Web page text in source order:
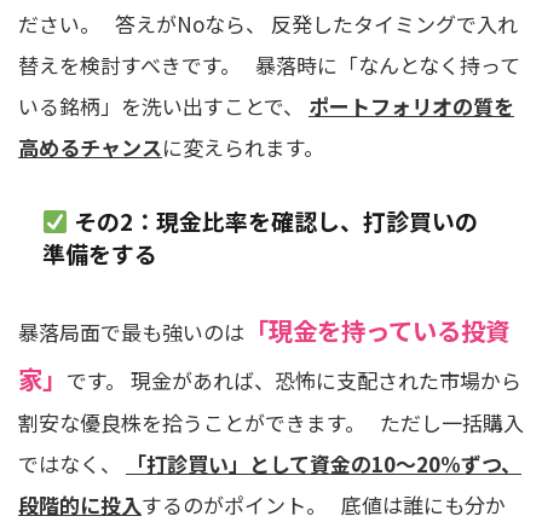
ださい。 答えがNoなら、 反発したタイミングで入れ
替えを検討すべきです。 暴落時に「なんとなく持って
いる銘柄」を洗い出すことで、 ポートフォリオの質を
高めるチャンスに変えられます。
その2：現金比率を確認し、打診買いの
準備をする
暴落局面で最も強いのは 「現金を持っている投資
家」 です。 現金があれば、恐怖に支配された市場から
割安な優良株を拾うことができます。 ただし一括購入
ではなく、
「打診買い」として資金の10〜20%ずつ、
段階的に投入するのがポイント。 底値は誰にも分か